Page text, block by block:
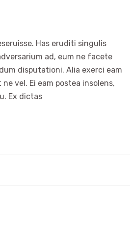
Has eruditi singulis
ad, eum ne facete
disputationi. Alia exerci eam
vel. Ei eam postea insolens,
Ex dictas